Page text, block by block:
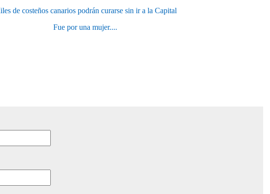
de costeños canarios podrán curarse sin ir a la Capital
Fue por una mujer....